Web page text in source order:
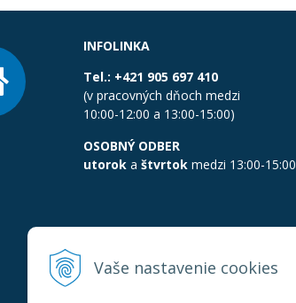
Vaše nastavenie cookies
INFOLINKA
Tel.: +421 905 697 410
(v pracovných dňoch medzi
10:00-12:00 a 13:00-15:00)
OSOBNÝ ODBER
utorok a štvrtok medzi 13:00-15:00